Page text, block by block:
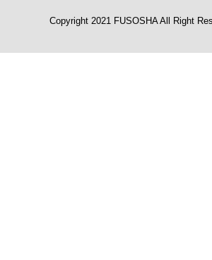
Copyright 2021 FUSOSHA All Right